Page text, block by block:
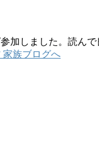
加しました。読ん